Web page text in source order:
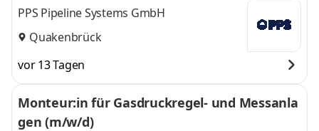
PPS Pipeline Systems GmbH
Quakenbrück
vor 13 Tagen
Monteur:in für Gasdruckregel- und Messanla
gen (m/w/d)